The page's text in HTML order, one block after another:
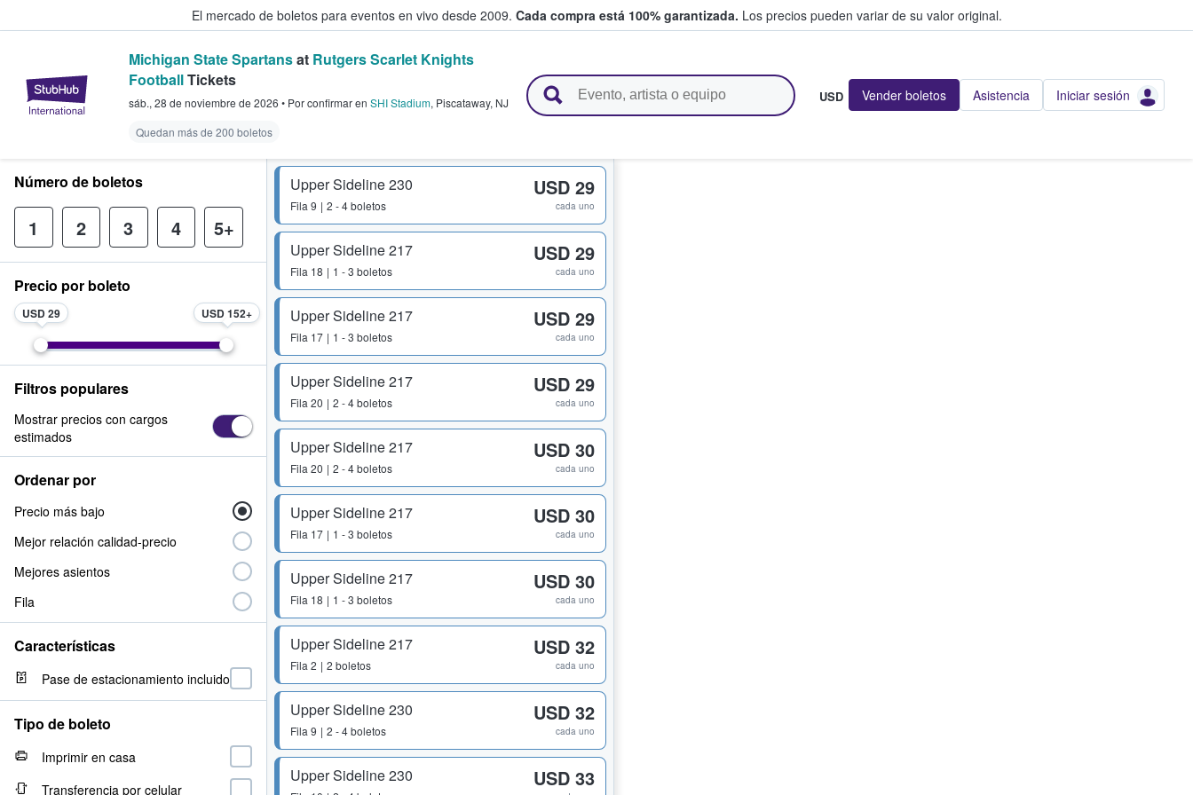
El mercado de boletos para eventos en vivo desde 2009. Cada compra está 100% garantizada. Los precios pueden variar de su valor original.
StubHub: donde los fans compran y venden boletos
Michigan State Spartansat Rutgers Scarlet Knights
FootballTickets
sáb., 28 de noviembre de 2026 • Por confirmaren SHI Stadium, Piscataway, NJ
Quedan más de 200 boletos
USD Vender boletos Asistencia Iniciar sesión
Upper Sideline 230
Fila 9 2 - 4 boletos
USD 29
cada uno
Upper Sideline 217
Fila 18 1 - 3 boletos
USD 29
cada uno
Upper Sideline 217
Fila 17 1 - 3 boletos
USD 29
cada uno
Upper Sideline 217
Fila 20 2 - 4 boletos
USD 29
cada uno
Upper Sideline 217
Fila 20 2 - 4 boletos
USD 30
cada uno
Upper Sideline 217
Fila 17 1 - 3 boletos
USD 30
cada uno
Upper Sideline 217
Fila 18 1 - 3 boletos
USD 30
cada uno
Upper Sideline 217
Fila 2 2 boletos
USD 32
cada uno
Upper Sideline 230
Fila 9 2 - 4 boletos
USD 32
cada uno
Upper Sideline 230 USD 33
Número de boletos
1 2 3 4 5+
Precio por boleto
USD 29 USD 152
Filtros populares
Mostrar precios con cargos
estimados
Ordenar por
Precio más bajo
Mejor relación calidad-precio
Mejores asientos
Fila
Características
Pase de estacionamiento incluido
Tipo de boleto
Imprimir en casa
Transferencia por celular